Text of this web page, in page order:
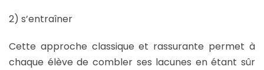
2) s’entraîner
Cette approche classique et rassurante permet à
chaque élève de combler ses lacunes en étant sûr